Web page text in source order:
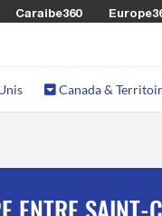
Caraibe360
Canada &